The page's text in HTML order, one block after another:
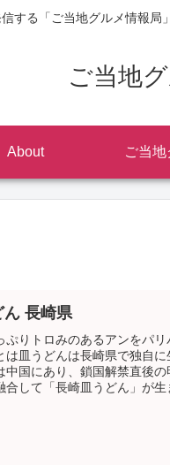
する「ご当地グルメ情報局
ご当地
About ご当
ん 長崎県
ぷりトロみのあるアンをパ
は皿うどんは長崎県で独自
中国にあり、鎖国解禁直後
合して「長崎皿うどん」が生